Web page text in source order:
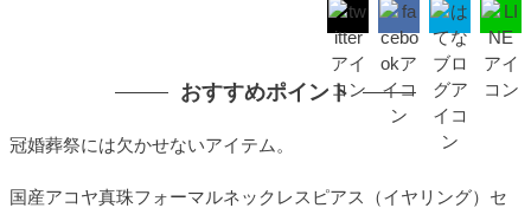
おすすめポイント
冠婚葬祭には欠かせないアイテム。
国産アコヤ真珠フォーマルネックレスピアス（イヤリング）セ